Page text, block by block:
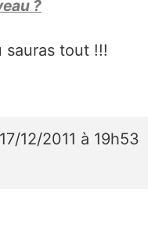
?
tout !!!
12/2011 à 19h53